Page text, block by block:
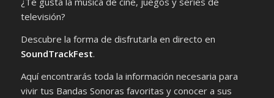
televisión?
Descubre la forma de disfrutarla en directo en
SoundTrackFest.
Aquí encontrarás toda la información necesaria para
vivir tus Bandas Sonoras favoritas y conocer a sus